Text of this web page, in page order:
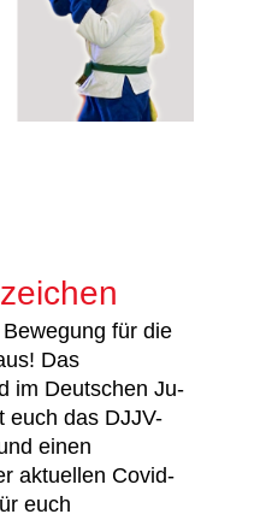
für die
Das
im Deutschen Ju-
euch das DJJV-
einen
aktuellen Covid-
euch